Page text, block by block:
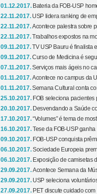
01.12.2017. Bateria da FOB-USP
22.11.2017. USP lidera ranking de
22.11.2017.Acontece palestra sobre
22.11.2017.Trabalhos expostos na
09.11.2017.TV USP Bauru é finalista
09.11.2017.Curso de Medicina é
07.11.2017.Serviços mais ágeis no
01.11.2017.Acontece no campus da
01.11.2017.Semana Cultural conta
25.10.2017. FOB seleciona pacientes
20.10.2017. Desvendando a Saúde
17.10.2017.“Volumes” é tema de
16.10.2017.Tese da FOB-USP
09.10.2017. FOB-USP conquista
06.10.2017.Sociedade Europeia
06.10.2017. Exposição de camisetas
29.09.2017.Acontece Semana da
29.09.2017. USP seleciona
27.09.2017. PET discute cuidado